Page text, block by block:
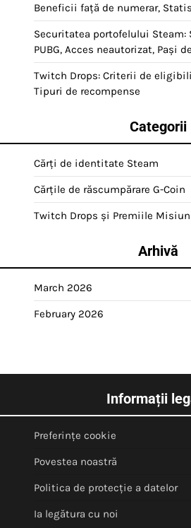
Beneficii față de numerar,
Securitatea portofelului
PUBG, Acces neautorizat, Pași
Twitch Drops: Criterii de
Tipuri de recompense
Categorii
Cărți de identitate Steam
Cărțile de răscumpărare G-Coin
Twitch Drops și Premiile
Arhivă
March 2026
February 2026
Informații
Preferințe cookie
Povestea noastră
Politica de protecție a datelor
Ia legătura cu noi